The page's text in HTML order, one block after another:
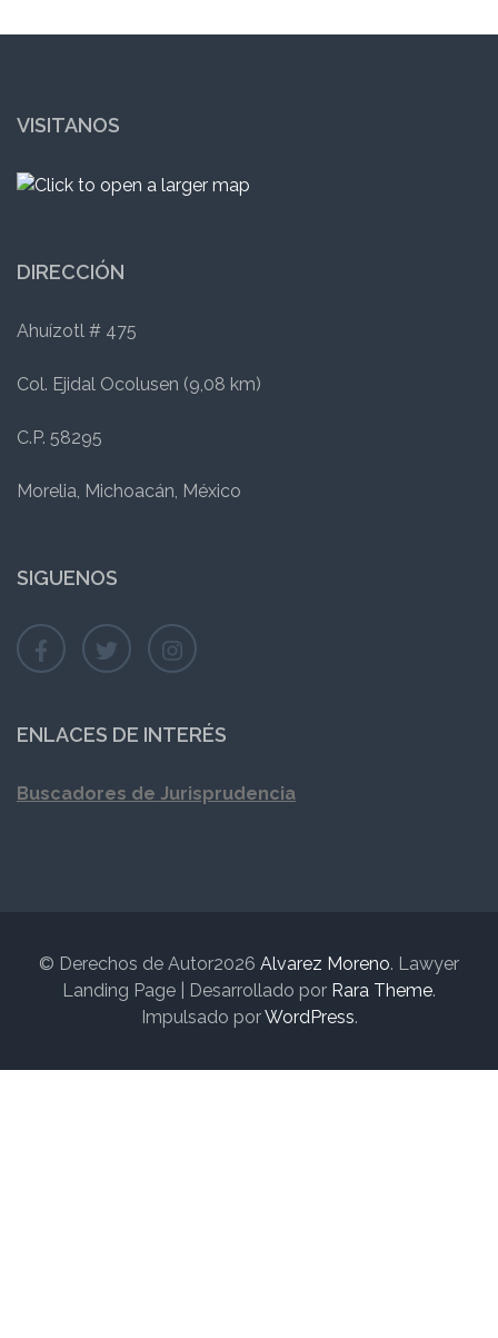
VISITANOS
DIRECCIÓN
Ahuízotl # 475
Col. Ejidal Ocolusen (9,08 km)
C.P. 58295
Morelia, Michoacán, México
SIGUENOS
ENLACES DE INTERÉS
Buscadores de Jurisprudencia
© Derechos de Autor2026 Alvarez Moreno. Lawyer
Landing Page | Desarrollado por Rara Theme.
Impulsado porWordPress.